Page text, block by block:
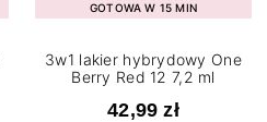
GOTOWA W 15 MIN
3w1 lakier hybrydowy One
Berry Red 12 7,2 ml
42,99 zł